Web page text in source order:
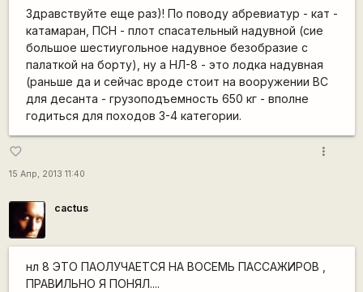
Здравствуйте еще раз)! По поводу абревиатур - кат -
катамаран, ПСН - плот спасательный надувной (сие
большое шестиугольное надувное безобразие с
палаткой на борту), ну а НЛ-8 - это лодка надувная
(раньше да и сейчас вроде стоит на вооружении ВС
для десанта - грузоподъемность 650 кг - вполне
годиться для походов 3-4 категории.
favorite_border
15 Апр, 2013 11:40
more_vert
cactus
нл 8 ЭТО ПАОЛУЧАЕТСЯ НА ВОСЕМЬ ПАССАЖИРОВ ,
ПРАВИЛЬНО Я ПОНЯЛ....